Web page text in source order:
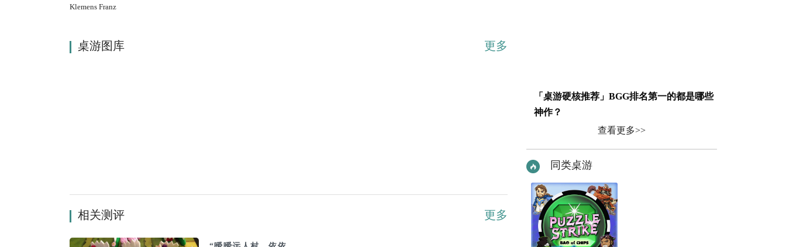
Klemens Franz
桌游图库 更多
相关测评 更多
「桌游硬核推荐」BGG排名第一的都是哪些
神作？
查看更多>>
同类桌游